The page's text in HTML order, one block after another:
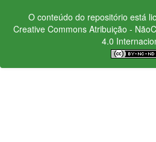
O conteúdo do repositório está
Creative CommonsAtribuição -
4.0